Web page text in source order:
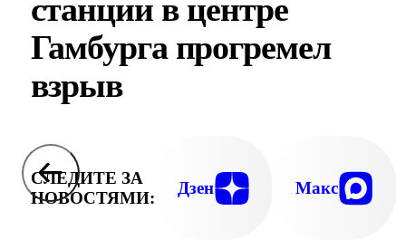
станции в центре
Гамбурга прогремел
взрыв
СЛЕДИТЕ ЗА
НОВОСТЯМИ:
Дзен Макс